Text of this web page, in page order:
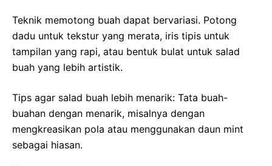
Teknik memotong buah dapat bervariasi. Potong
dadu untuk tekstur yang merata, iris tipis untuk
tampilan yang rapi, atau bentuk bulat untuk salad
buah yang lebih artistik.
Tips agar salad buah lebih menarik: Tata buah-
buahan dengan menarik, misalnya dengan
mengkreasikan pola atau menggunakan daun mint
sebagai hiasan.